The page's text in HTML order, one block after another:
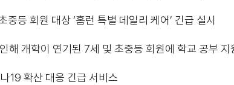
등 회원 대상 ‘홈런 특별 데일리 케어’ 긴급 실시
해 개학이 연기된 7세 및 초중등 회원에 학교 공부 지
19 확산 대응 긴급 서비스